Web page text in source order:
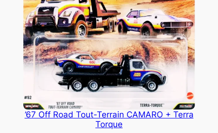
’67 Off Road Tout-Terrain CAMARO + Terra
Torque